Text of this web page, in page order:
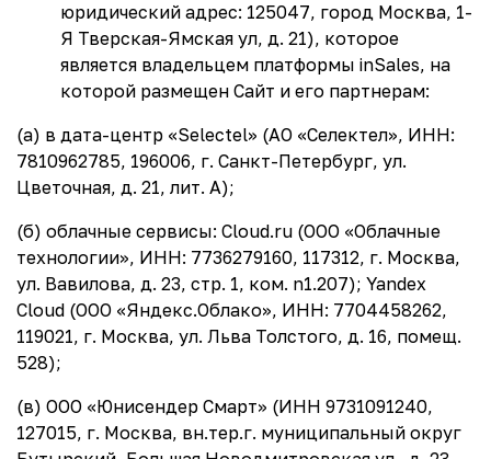
юридический адрес: 125047, город Москва, 1-
Я Тверская-Ямская ул, д. 21), которое
является владельцем платформы inSales, на
которой размещен Сайт и его партнерам:
(а) в дата-центр «Selectel» (АО «Селектел», ИНН:
7810962785, 196006, г. Санкт-Петербург, ул.
Цветочная, д. 21, лит. А);
(б) облачные сервисы: Cloud.ru (ООО «Облачные
технологии», ИНН: 7736279160, 117312, г. Москва,
ул. Вавилова, д. 23, стр. 1, ком. n1.207); Yandex
Cloud (ООО «Яндекс.Облако», ИНН: 7704458262,
119021, г. Москва, ул. Льва Толстого, д. 16, помещ.
528);
(в) ООО «Юнисендер Смарт» (ИНН 9731091240,
127015, г. Москва, вн.тер.г. муниципальный округ